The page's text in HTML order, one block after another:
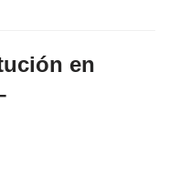
en